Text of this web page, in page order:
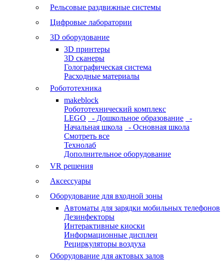
Рельсовые раздвижные системы
Цифровые лаборатории
3D оборудование
3D принтеры
3D сканеры
Голографическая система
Расходные материалы
Робототехника
makeblock
Робототехнический комплекс
LEGO
- Дошкольное образование
-
Начальная школа
- Основная школа
Смотреть все
Технолаб
Дополнительное оборудование
VR решения
Аксессуары
Оборудование для входной зоны
Автоматы для зарядки мобильных телефонов
Дезинфекторы
Интерактивные киоски
Информационные дисплеи
Рециркуляторы воздуха
Оборудование для актовых залов